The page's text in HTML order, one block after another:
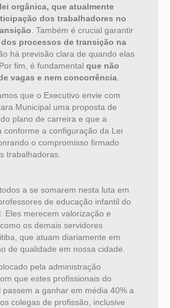
orgânica, que atualmente
dos trabalhadores no
. Também é crucial garantir
processos de transição na
há previsão clara de quando elas
fim, é fundamental que não
vagas e nem concorrência
que o Executivo envie com
Municipal uma proposta de
plano de carreira e que a
conforme a configuração da Lei
o compromisso firmado
trabalhadoras.
a se somarem nesta luta em
de educação infantil do
Eles merecem valorização e
os demais servidores
que atuam diariamente em
de qualidade em nossa cidade.
pela administração
que estes profissionais do
a ganhar em média 40% a
colegas de profissão, inclusive